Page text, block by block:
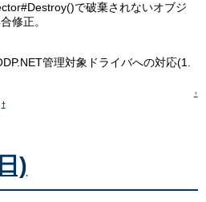
で破棄されないオブジ
修正。
管理対象ドライバへの対応(1.
↑
†
)